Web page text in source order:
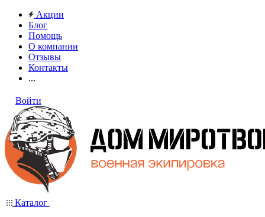
Акции
Блог
Помощь
О компании
Отзывы
Контакты
...
Войти
Каталог